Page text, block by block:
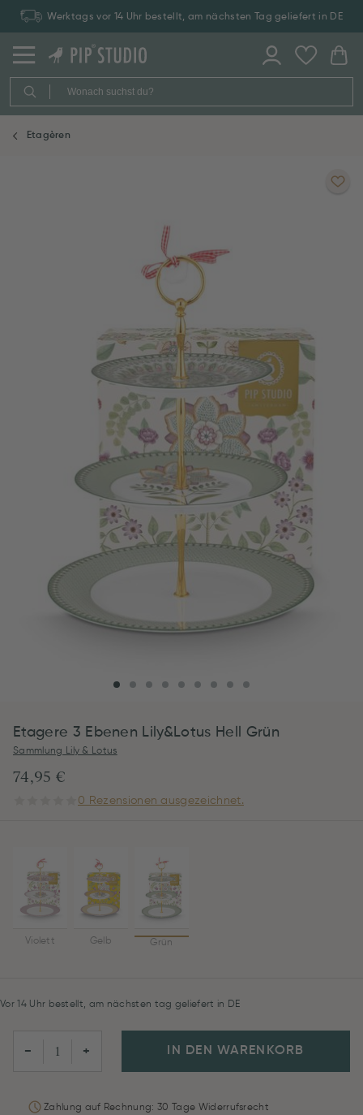
Werktags vor 14 Uhr bestellt, am nächsten Tag geliefert in DE
Etagèren
Etagere 3 Ebenen Lily&Lotus Hell Grün
Sammlung Lily & Lotus
74,95 €
0 Rezensionen ausgezeichnet.
Violett Gelb Grün
Vor 14 Uhr bestellt, am nächsten tag geliefert in DE
− + IN DEN WARENKORB
Zahlung auf Rechnung: 30 Tage Widerrufsrecht